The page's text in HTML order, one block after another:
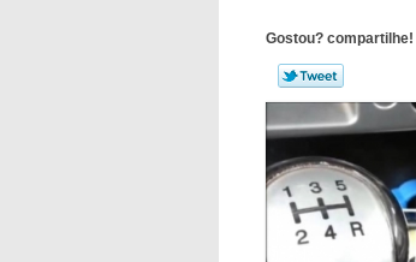
Gostou? compartilhe!